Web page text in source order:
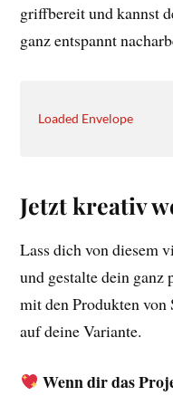
griffbereit und kannst
ganz entspannt
Loaded Envelope
Jetzt kreativ
Lass dich von diesem
und gestalte dein ganz
mit den Produkten von
auf deine Variante.
Wenn dir das